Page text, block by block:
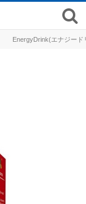
EnergyDrink(エナジード